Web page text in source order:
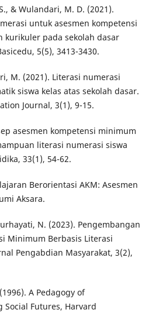
& Wulandari, M. D. (2021).
untuk asesmen kompetensi
kurikuler pada sekolah dasar
5(5), 3413-3430.
M. (2021). Literasi numerasi
siswa kelas atas sekolah dasar.
Journal, 3(1), 9-15.
asesmen kompetensi minimum
literasi numerasi siswa
33(1), 54-62.
Berorientasi AKM: Asesmen
Aksara.
N. (2023). Pengembangan
Minimum Berbasis Literasi
Pengabdian Masyarakat, 3(2),
A Pedagogy of
Futures, Harvard